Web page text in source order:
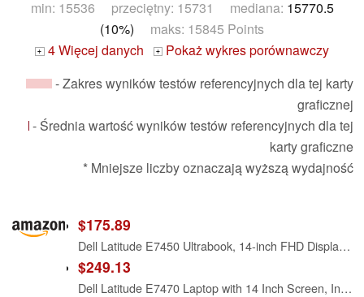
min: 15536 przeciętny: 15731 mediana: 15770.5
(10%) maks: 15845 Points
+ 4 Więcej danych +
Pokaż wykres porównawczy
- Zakres wyników testów referencyjnych dla tej karty
graficznej
- Średnia wartość wyników testów referencyjnych dla tej
karty graficzne
* Mniejsze liczby oznaczają wyższą wydajność
$175.89
Dell Latitude E7450 Ultrabook, 14-inch FHD Display, Intel Core i7-5600U, 8GB RAM, 256GB SSD, Windows 11 Pro, Business Laptop with HDMI, Camera, WiFi (Renewed)
$249.13
Dell Latitude E7470 Laptop with 14 Inch Screen, Intel Core i7-6600U, 16 GB RAM, 256 GB SSD, Camera, Windows 11 Pro (Renewed)